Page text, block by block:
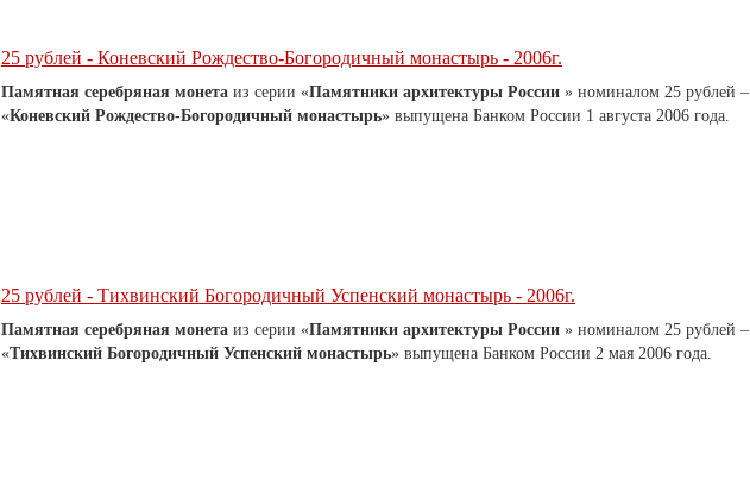
25 рублей - Коневский Рождество-Богородичный монастырь - 2006г.
Памятная серебряная монета из серии «Памятники архитектуры России » номиналом 25 рублей –
«Коневский Рождество-Богородичный монастырь» выпущена Банком России 1 августа 2006 года.
25 рублей - Тихвинский Богородичный Успенский монастырь - 2006г.
Памятная серебряная монета из серии «Памятники архитектуры России » номиналом 25 рублей –
«Тихвинский Богородичный Успенский монастырь» выпущена Банком России 2 мая 2006 года.